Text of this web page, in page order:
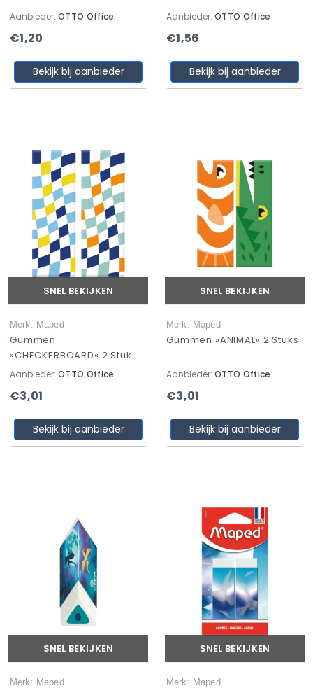
Aanbieder: OTTO Office
€1,20
Bekijk bij aanbieder
Aanbieder: OTTO Office
€1,56
Bekijk bij aanbieder
SNEL BEKIJKEN
Merk: Maped
Gummen
»CHECKERBOARD« 2 Stuk
Aanbieder: OTTO Office
€3,01
Bekijk bij aanbieder
SNEL BEKIJKEN
Merk: Maped
Gummen »ANIMAL« 2 Stuks
Aanbieder: OTTO Office
€3,01
Bekijk bij aanbieder
SNEL BEKIJKEN
Merk: Maped
SNEL BEKIJKEN
Merk: Maped